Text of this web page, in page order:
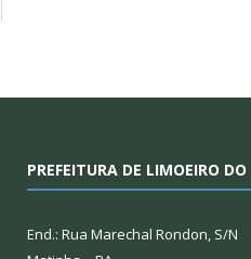
PREFEITURA DE LIMOEIRO DO
End.: Rua Marechal Rondon, S/N